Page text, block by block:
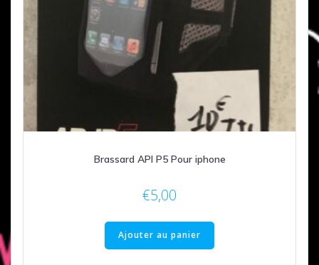
Brassard API P5 Pour iphone
€5,00
Ajouter au panier